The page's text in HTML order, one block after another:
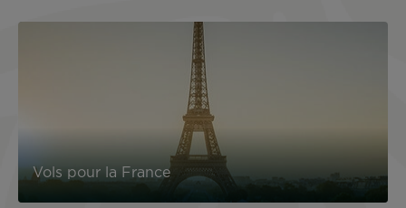
Vols pour la France